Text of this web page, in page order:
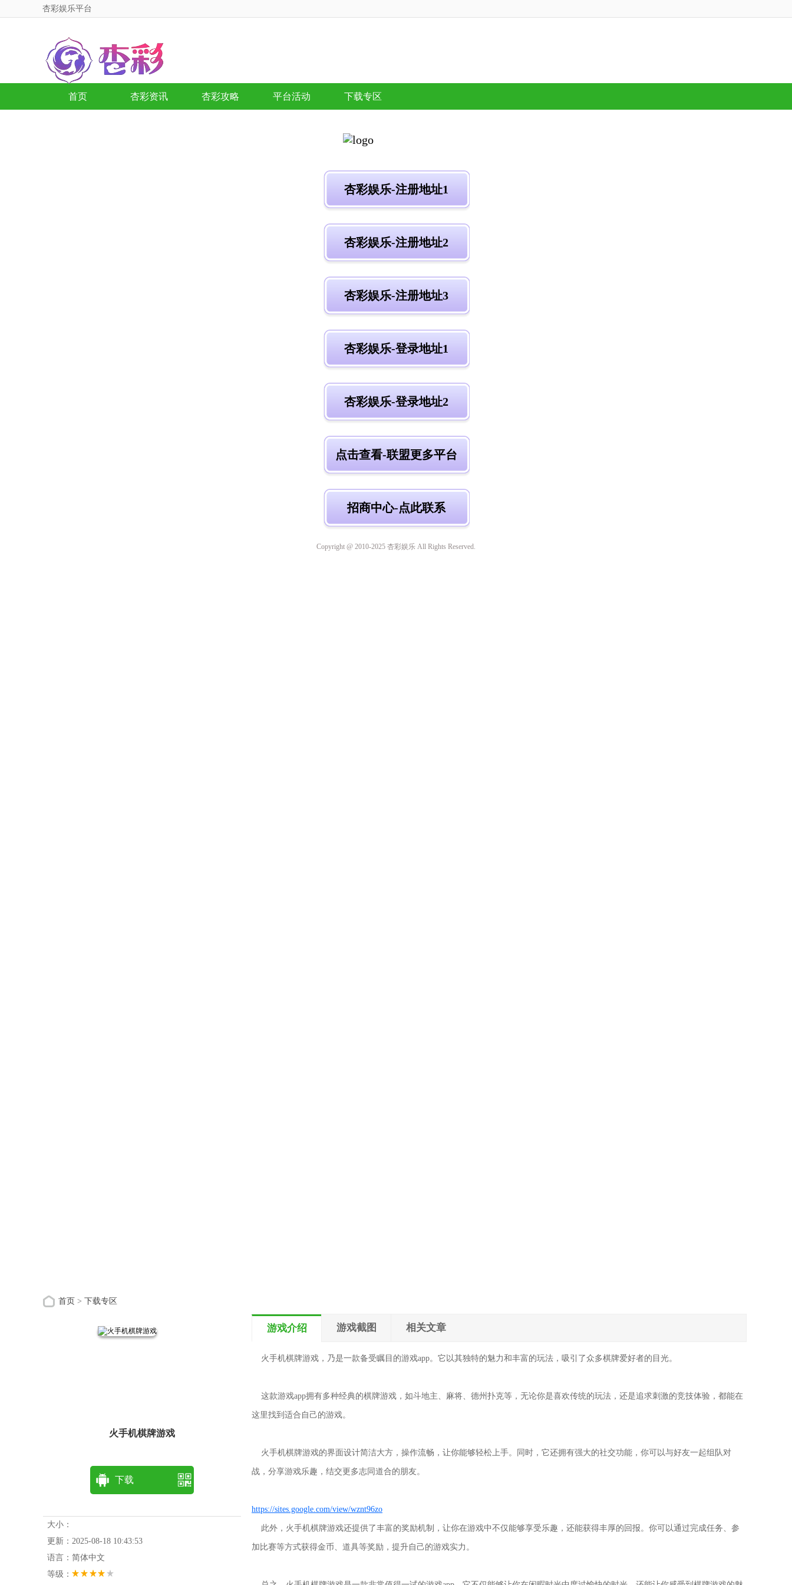
杏彩娱乐平台
首页 杏彩资讯 杏彩攻略 平台活动 下载专区
首页 > 下载专区
火手机棋牌游戏
下载
大小：
更新：2025-08-18 10:43:53
语言：简体中文
等级：
游戏介绍 游戏截图 相关文章
火手机棋牌游戏，乃是一款备受瞩目的游戏app。它以其独特的魅力和丰富的玩法，吸引了众多棋牌爱好者的目光。
这款游戏app拥有多种经典的棋牌游戏，如斗地主、麻将、德州扑克等，无论你是喜欢传统的玩法，还是追求刺激的竞技体验，都能在
这里找到适合自己的游戏。
火手机棋牌游戏的界面设计简洁大方，操作流畅，让你能够轻松上手。同时，它还拥有强大的社交功能，你可以与好友一起组队对
战，分享游戏乐趣，结交更多志同道合的朋友。
https://sites.google.com/view/wznt96zo
此外，火手机棋牌游戏还提供了丰富的奖励机制，让你在游戏中不仅能够享受乐趣，还能获得丰厚的回报。你可以通过完成任务、参
加比赛等方式获得金币、道具等奖励，提升自己的游戏实力。